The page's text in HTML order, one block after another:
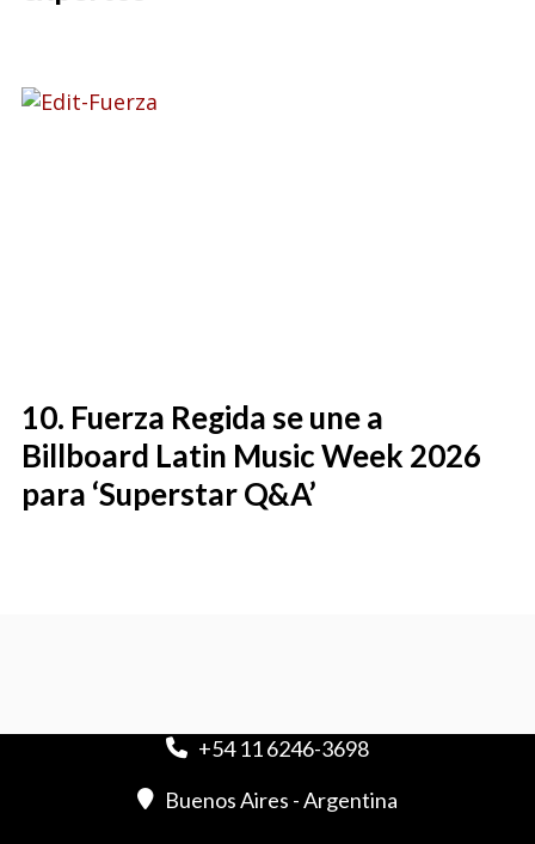
Fuerza Regida se une a
Billboard Latin Music Week 2026
para ‘Superstar Q&A’
+54 11 6246-3698
Buenos Aires - Argentina